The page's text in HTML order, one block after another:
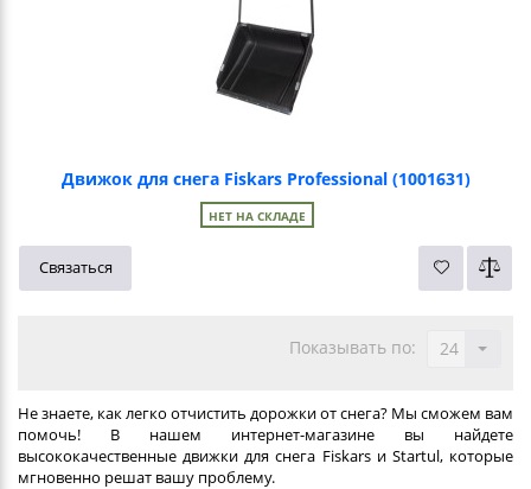
Движок для снега Fiskars Professional (1001631)
НЕТ НА СКЛАДЕ
Связаться
Показывать по: 24
Не знаете, как легко отчистить дорожки от снега? Мы сможем вам
помочь! В нашем интернет-магазине вы найдете
высококачественные движки для снега Fiskars и Startul, которые
мгновенно решат вашу проблему.